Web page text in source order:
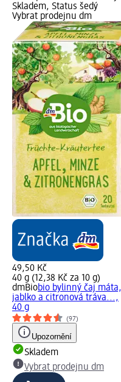
Skladem, Status šedý
Vybrat prodejnu dm
49,50 Kč
40 g (12,38 Kč za 10 g)
dmBiobio bylinný čaj máta,
jablko a citronová tráva...,
40 g
(97)
Upozornění
Skladem
Vybrat prodejnu dm